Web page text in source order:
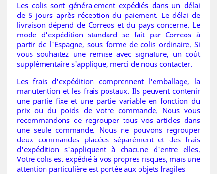
Les colis sont généralement expédiés dans un délai
de 5 jours après réception du paiement. Le délai de
livraison dépend de Correos et du pays concerné. Le
mode d'expédition standard se fait par Correos à
partir de l'Espagne, sous forme de colis ordinaire. Si
vous souhaitez une remise avec signature, un coût
supplémentaire s'applique, merci de nous contacter.
Les frais d'expédition comprennent l'emballage, la
manutention et les frais postaux. Ils peuvent contenir
une partie fixe et une partie variable en fonction du
prix ou du poids de votre commande. Nous vous
recommandons de regrouper tous vos articles dans
une seule commande. Nous ne pouvons regrouper
deux commandes placées séparément et des frais
d'expédition s'appliquent à chacune d'entre elles.
Votre colis est expédié à vos propres risques, mais une
attention particulière est portée aux objets fragiles.